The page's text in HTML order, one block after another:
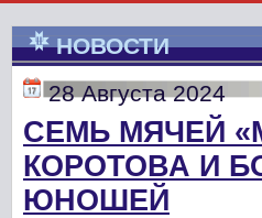
НОВОСТИ
28 Августа 2024
СЕМЬ МЯЧЕЙ
КОРОТОВА И
ЮНОШЕЙ